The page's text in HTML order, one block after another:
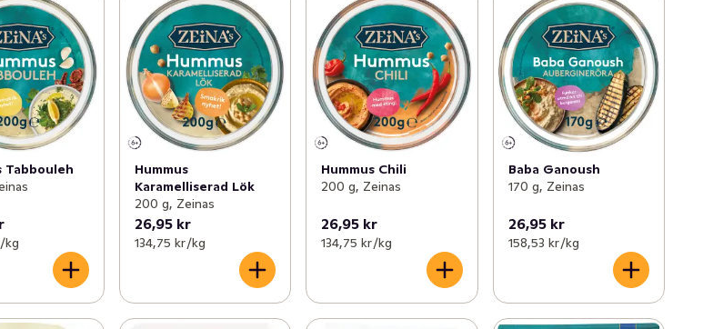
Tabbouleh
kg
Hummus
Karamelliserad Lök
200 g, Zeinas
26,95 kr
134,75 kr /kg
Hummus Chili
200 g, Zeinas
26,95 kr
134,75 kr /kg
Baba Ganoush
170 g, Zeinas
26,95 kr
158,53 kr /kg